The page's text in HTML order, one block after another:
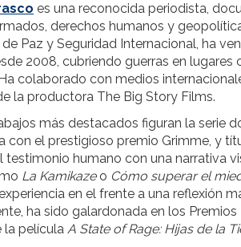
es una reconocida periodista,
derechos humanos y
Paz y Seguridad Internacional, ha
2008, cubriendo guerras en lugares
colaborado con medios
la productora The Big Story Films.
más destacados figuran la serie
con el prestigioso premio Grimme, y
testimonio humano con una narrativa
La Kamikazeo Cómo superar el
en el frente a una reflexión
ha sido galardonada en los
la película A State of Rage: Hijas de la